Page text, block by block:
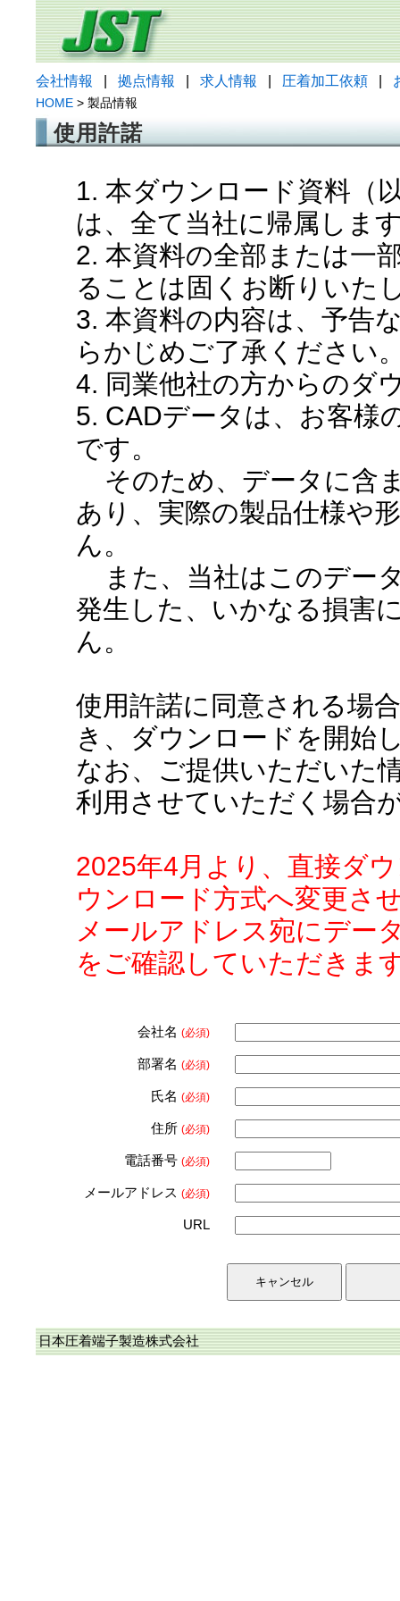
会社情報 拠点情報 求人情報 圧着加工依頼
HOME > 製品情報
使用許諾
1. 本ダウンロード資料（
は、全て当社に帰属しま
2. 本資料の全部または一
ることは固くお断りいた
3. 本資料の内容は、予告
らかじめご了承ください
4. 同業他社の方からのダ
5. CADデータは、お客様
です。
そのため、データに含
あり、実際の製品仕様や
ん。
また、当社はこのデー
発生した、いかなる損害
ん。
使用許諾に同意される場
き、ダウンロードを開始
なお、ご提供いただいた
利用させていただく場合
2025年4月より、直接ダ
ウンロード方式へ変更さ
メールアドレス宛にデー
をご確認していただきま
会社名 (必須)
部署名 (必須)
氏名 (必須)
住所 (必須)
電話番号 (必須)
メールアドレス (必須)
URL
日本圧着端子製造株式会社